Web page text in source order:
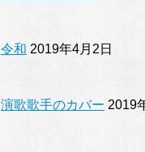
令和 2019年4月2日
演歌歌手のカバー 2019